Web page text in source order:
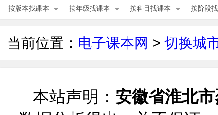
按版本找课本 按年级找课本 按科目找课本 按阶段
当前位置： 电子课本网 > 切换城
本站声明： 安徽省淮北